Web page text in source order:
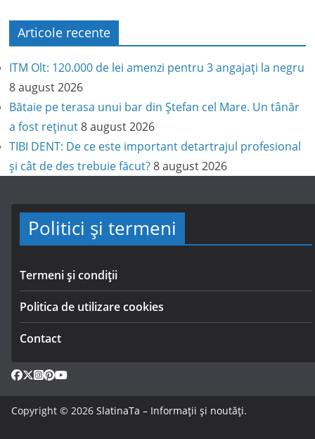
Articole recente
ITM Olt: 120.000 de lei amenzi pentru 3 angajați la negru
8 august 2026
Bătaie pe terasa unui bar din Ștefan cel Mare. Un tânăr
a fost reținut 8 august 2026
TIBI DENT: De ce este important detartrajul profesional
și cât de des trebuie făcut? 8 august 2026
Politici și termeni
Termeni și condiții
Politica de utilizare cookies
Contact
Copyright © 2026 SlatinaTa – Informații și noutăți.